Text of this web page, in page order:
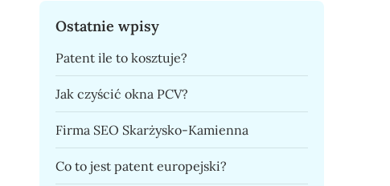
Ostatnie wpisy
Patent ile to kosztuje?
Jak czyścić okna PCV?
Firma SEO Skarżysko-Kamienna
Co to jest patent europejski?